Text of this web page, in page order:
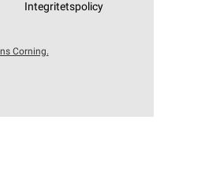
Integritetspolicy
Corning.